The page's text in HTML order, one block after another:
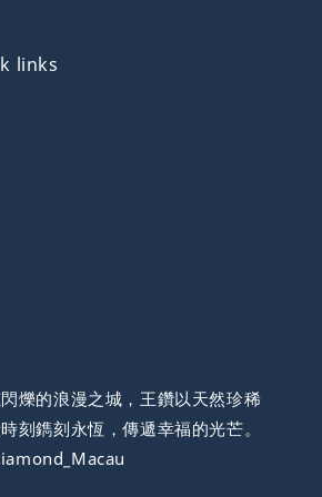
links
爍的浪漫之城，王鑽以天然珍稀
刻鐫刻永恆，傳遞幸福的光芒。